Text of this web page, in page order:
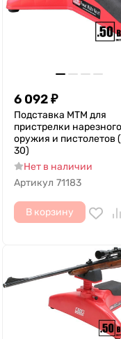
6 092₽
Подставка MTM для
пристрелки нарезного
оружия и пистолетов
30)
Нет в наличии
Артикул 71183
В корзину